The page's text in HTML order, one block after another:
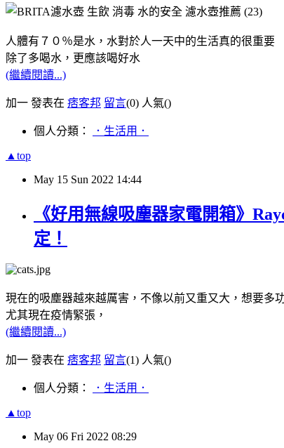
人體有７０％是水，水對於人一天中的生活真的很重要
除了多喝水，更應該喝好水
(繼續閱讀...)
加一 發表在 痞客邦 留言(0) 人氣()
個人分類： ．生活用．
▲top
May 15 Sun 2022 14:44
《好用無線吸塵器家電開箱》
定！
現在的吸塵器越來越厲害，不像以前又重又大，想要多
尤其現在疫情緊張，
(繼續閱讀...)
加一 發表在 痞客邦 留言(1) 人氣()
個人分類： ．生活用．
▲top
May 06 Fri 2022 08:29